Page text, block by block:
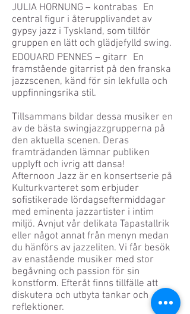
JULIA HORNUNG – kontrabas En
central figur i återupplivandet av
gypsy jazz i Tyskland, som tillför
gruppen en lätt och glädjefylld swing.
EDOUARD PENNES – gitarr En
framstående gitarrist på den franska
jazzscenen, känd för sin lekfulla och
uppfinningsrika stil.
Tillsammans bildar dessa musiker en
av de bästa swingjazzgrupperna på
den aktuella scenen. Deras
framträdanden lämnar publiken
upplyft och ivrig att dansa!
Afternoon Jazz är en konsertserie på
Kulturkvarteret som erbjuder
sofistikerade lördagseftermiddagar
med eminenta jazzartister i intim
miljö. Avnjut vår delikata Tapastallrik
eller något annat från menyn medan
du hänförs av jazzeliten. Vi får besök
av enastående musiker med stor
begåvning och passion för sin
konstform. Efteråt finns tillfälle att
diskutera och utbyta tankar och
reflektioner.